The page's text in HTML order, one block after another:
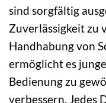
sind sorgfältig
Zuverlässigkeit zu
Handhabung von
ermöglicht es
Bedienung zu
verbessern. Jedes